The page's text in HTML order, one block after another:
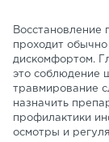
Восстановление
проходит
дискомфортом.
это соблюдение
травмирование
назначить
профилактики
осмотры и